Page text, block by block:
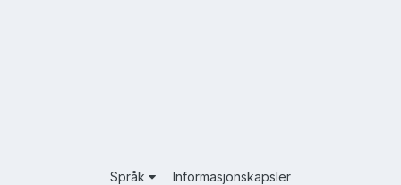
Språk Informasjonskapsler